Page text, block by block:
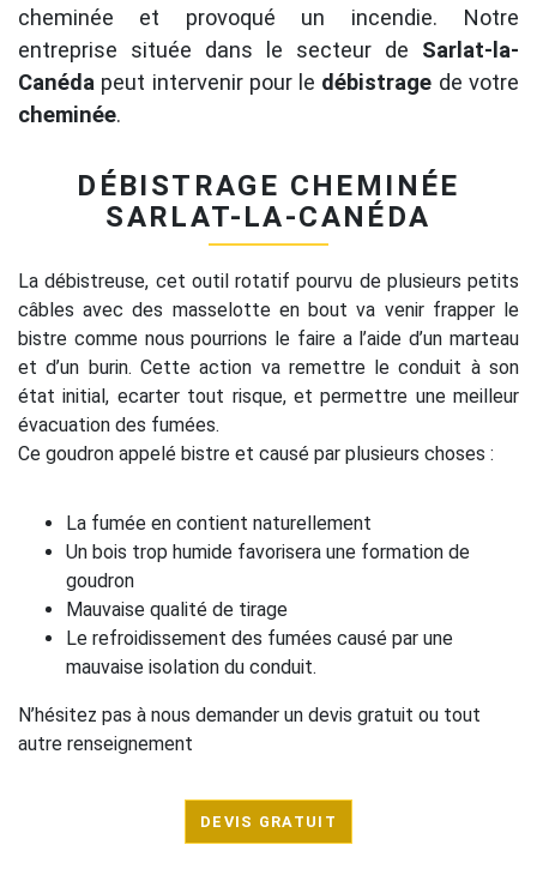
cheminée et provoqué un incendie. Notre
entreprise située dans le secteur de Sarlat-la-
Canéda peut intervenir pour le débistrage de votre
cheminée.
DÉBISTRAGE CHEMINÉE
SARLAT-LA-CANÉDA
La débistreuse, cet outil rotatif pourvu de plusieurs petits
câbles avec des masselotte en bout va venir frapper le
bistre comme nous pourrions le faire a l’aide d’un marteau
et d’un burin. Cette action va remettre le conduit à son
état initial, ecarter tout risque, et permettre une meilleur
évacuation des fumées.
Ce goudron appelé bistre et causé par plusieurs choses :
La fumée en contient naturellement
Un bois trop humide favorisera une formation de
goudron
Mauvaise qualité de tirage
Le refroidissement des fumées causé par une
mauvaise isolation du conduit.
N’hésitez pas à nous demander un devis gratuit ou tout
autre renseignement
DEVIS GRATUIT